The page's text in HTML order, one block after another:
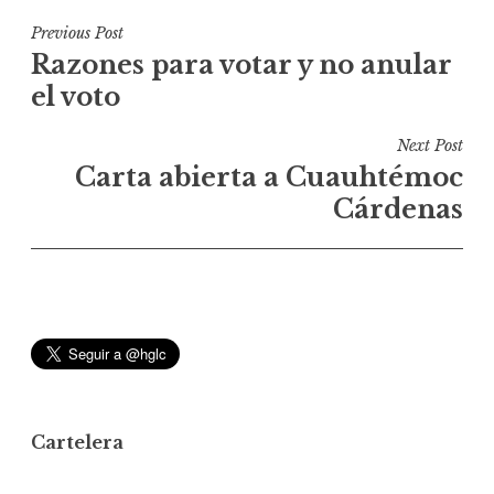
N
a
v
d
n
Previous Post
Razones para votar y no anular
el voto
Next Post
Carta abierta a Cuauhtémoc
Cárdenas
Cartelera